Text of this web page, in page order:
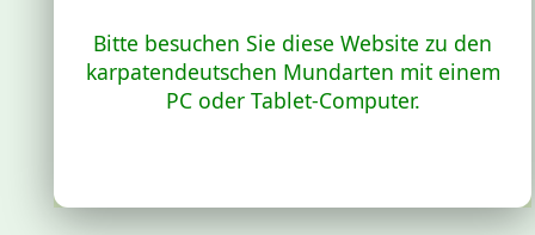
Bitte besuchen Sie diese Website zu den
karpatendeutschen Mundarten mit einem
PC oder Tablet-Computer.